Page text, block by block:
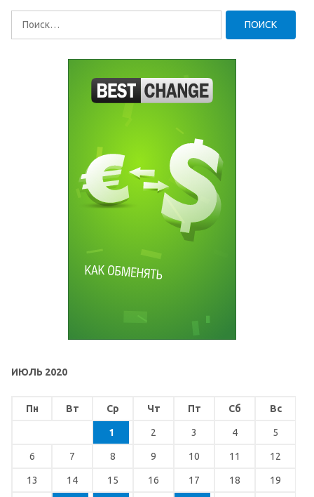
ИЮЛЬ 2020
Пн Вт Ср Чт Пт Сб Вс
1 2 3 4 5
6 7 8 9 10 11 12
13 14 15 16 17 18 19